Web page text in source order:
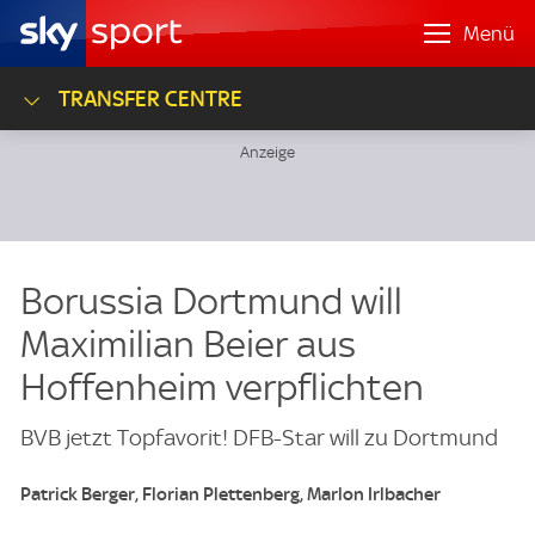
Menü
TRANSFER CENTRE
Borussia Dortmund will
Maximilian Beier aus
Hoffenheim verpflichten
BVB jetzt Topfavorit! DFB-Star will zu Dortmund
Patrick Berger, Florian Plettenberg, Marlon Irlbacher